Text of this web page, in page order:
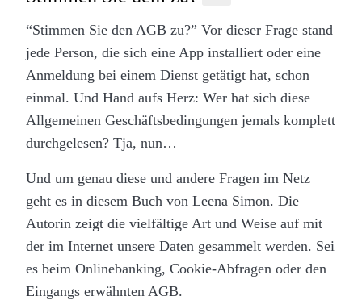
“Stimmen Sie den AGB zu?” Vor dieser Frage stand
jede Person, die sich eine App installiert oder eine
Anmeldung bei einem Dienst getätigt hat, schon
einmal. Und Hand aufs Herz: Wer hat sich diese
Allgemeinen Geschäftsbedingungen jemals komplett
durchgelesen? Tja, nun…
Und um genau diese und andere Fragen im Netz
geht es in diesem Buch von Leena Simon. Die
Autorin zeigt die vielfältige Art und Weise auf mit
der im Internet unsere Daten gesammelt werden. Sei
es beim Onlinebanking, Cookie-Abfragen oder den
Eingangs erwähnten AGB.